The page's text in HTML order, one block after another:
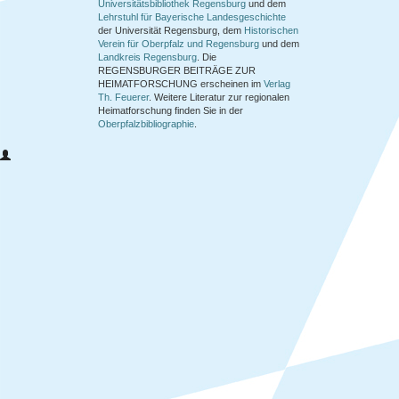
Universitätsbibliothek Regensburg und dem
Lehrstuhl für Bayerische Landesgeschichte
der Universität Regensburg, dem Historischen
Verein für Oberpfalz und Regensburg und dem
Landkreis Regensburg . Die
REGENSBURGER BEITRÄGE ZUR
HEIMATFORSCHUNG erscheinen im Verlag
Th. Feuerer. Weitere Literatur zur regionalen
Heimatforschung finden Sie in der
Oberpfalzbibliographie